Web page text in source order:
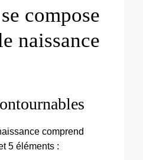
compose
naissance
comprend
5 éléments :